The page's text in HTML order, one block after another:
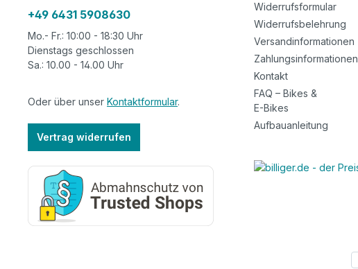
+49 6431 5908630
Mo.- Fr.: 10:00 - 18:30 Uhr
Dienstags geschlossen
Sa.: 10.00 - 14.00 Uhr
Oder über unser Kontaktformular.
Vertrag widerrufen
Widerrufsformular
Widerrufsbelehrung
Versandinformationen
Zahlungsinformationen
Kontakt
FAQ – Bikes &
E-Bikes
Aufbauanleitung